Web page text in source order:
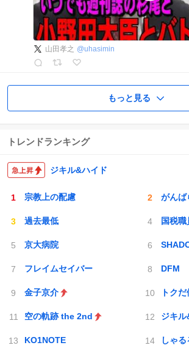
山田孝之 @uhasimin
もっと見る
トレンドランキング
ジキル&ハイド
宗教上の配慮 がんば
過去最低 国税職
京大病院
フレイムセイバー DFM
金子京介 トクだ
空の軌跡 the 2nd ジキル
KO1NOTE しゃ